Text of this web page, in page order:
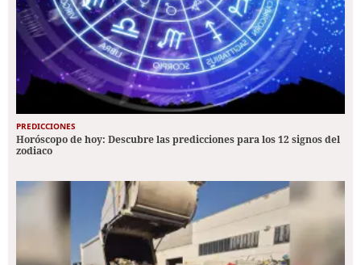
PREDICCIONES
Horóscopo de hoy: Descubre las predicciones para los 12 signos del
zodiaco